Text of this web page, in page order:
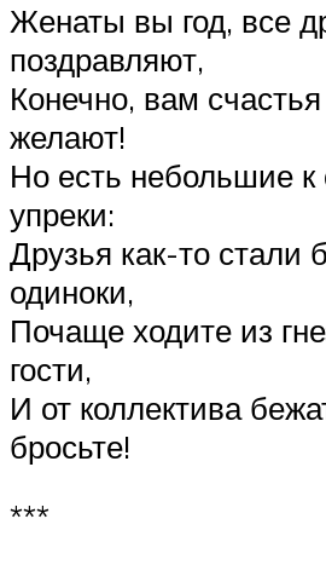
Женаты вы год, все
поздравляют,
Конечно, вам
желают!
Но есть небольшие к
упреки:
Друзья как-то стали
одиноки,
Почаще ходите из
гости,
И от коллектива
бросьте!
***